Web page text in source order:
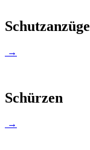
Schutzanzüge
→
Schürzen
→